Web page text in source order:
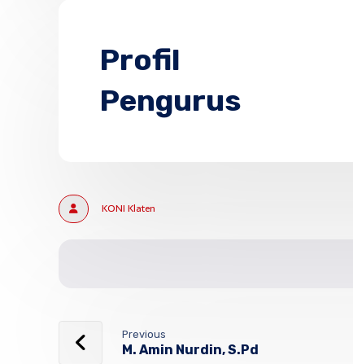
Profil
Pengurus
KONI Klaten
Previous
M. Amin Nurdin, S.Pd